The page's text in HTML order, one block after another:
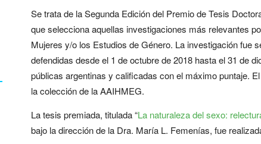
Se trata de la Segunda Edición del Premio de Tesis
que selecciona aquellas investigaciones más relevantes
Mujeres y/o los Estudios de Género. La investigación fue
defendidas desde el 1 de octubre de 2018 hasta el 31 de
públicas argentinas y calificadas con el máximo puntaje.
la colección de la AAIHMEG.
La tesis premiada, titulada “La naturaleza del sexo:
bajo la dirección de la Dra. María L. Femenías, fue